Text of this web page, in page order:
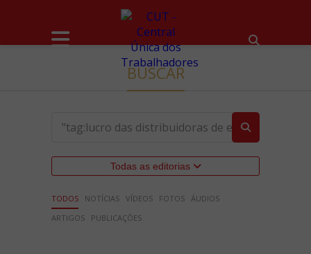
BUSCAR
Todas as editorias
TODOS NOTÍCIAS VÍDEOS FOTOS ÁUDIOS
ARTIGOS
PUBLICAÇÕES